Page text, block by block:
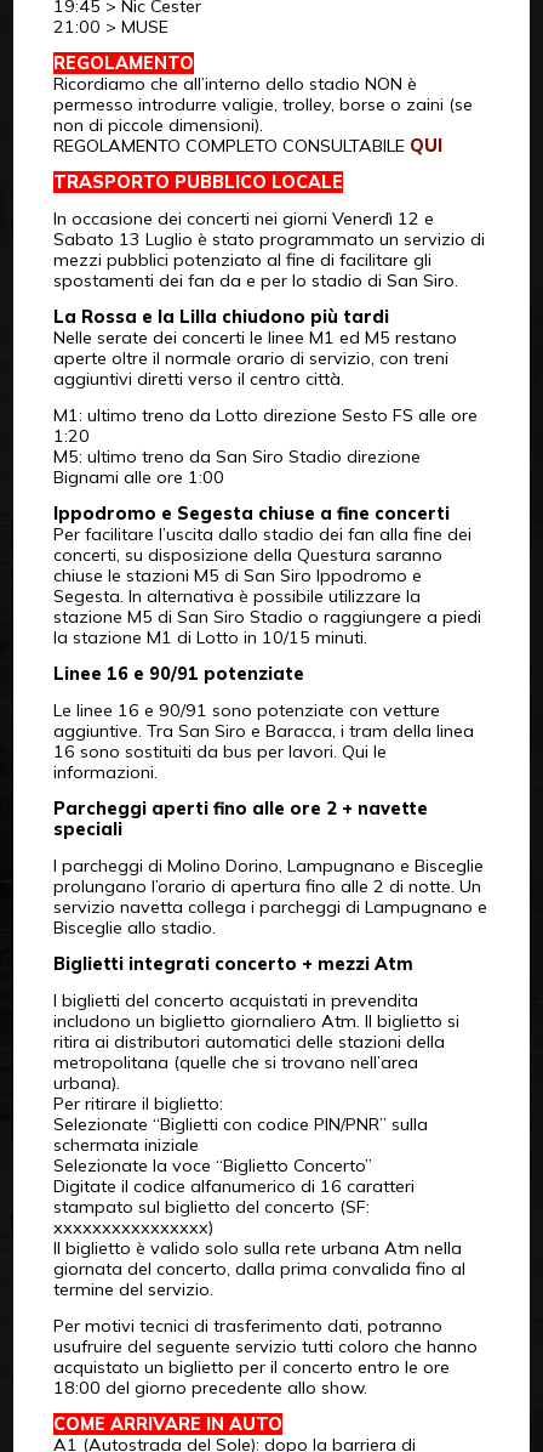
19:45 > Nic Cester
21:00 > MUSE
REGOLAMENTO
Ricordiamo che all’interno dello stadio NON è
permesso introdurre valigie, trolley, borse o zaini (se
non di piccole dimensioni).
REGOLAMENTO COMPLETO CONSULTABILE QUI
TRASPORTO PUBBLICO LOCALE
In occasione dei concerti nei giorni Venerdì 12 e
Sabato 13 Luglio è stato programmato un servizio di
mezzi pubblici potenziato al fine di facilitare gli
spostamenti dei fan da e per lo stadio di San Siro.
La Rossa e la Lilla chiudono più tardi
Nelle serate dei concerti le linee M1 ed M5 restano
aperte oltre il normale orario di servizio, con treni
aggiuntivi diretti verso il centro città.
M1: ultimo treno da Lotto direzione Sesto FS alle ore
1:20
M5: ultimo treno da San Siro Stadio direzione
Bignami alle ore 1:00
Ippodromo e Segesta chiuse a fine concerti
Per facilitare l’uscita dallo stadio dei fan alla fine dei
concerti, su disposizione della Questura saranno
chiuse le stazioni M5 di San Siro Ippodromo e
Segesta. In alternativa è possibile utilizzare la
stazione M5 di San Siro Stadio o raggiungere a piedi
la stazione M1 di Lotto in 10/15 minuti.
Linee 16 e 90/91 potenziate
Le linee 16 e 90/91 sono potenziate con vetture
aggiuntive. Tra San Siro e Baracca, i tram della linea
16 sono sostituiti da bus per lavori. Qui le
informazioni.
Parcheggi aperti fino alle ore 2 + navette
speciali
I parcheggi di Molino Dorino, Lampugnano e Bisceglie
prolungano l’orario di apertura fino alle 2 di notte. Un
servizio navetta collega i parcheggi di Lampugnano e
Bisceglie allo stadio.
Biglietti integrati concerto + mezzi Atm
I biglietti del concerto acquistati in prevendita
includono un biglietto giornaliero Atm. Il biglietto si
ritira ai distributori automatici delle stazioni della
metropolitana (quelle che si trovano nell’area
urbana).
Per ritirare il biglietto:
Selezionate “Biglietti con codice PIN/PNR” sulla
schermata iniziale
Selezionate la voce “Biglietto Concerto”
Digitate il codice alfanumerico di 16 caratteri
stampato sul biglietto del concerto (SF:
xxxxxxxxxxxxxxxx)
Il biglietto è valido solo sulla rete urbana Atm nella
giornata del concerto, dalla prima convalida fino al
termine del servizio.
Per motivi tecnici di trasferimento dati, potranno
usufruire del seguente servizio tutti coloro che hanno
acquistato un biglietto per il concerto entro le ore
18:00 del giorno precedente allo show.
COME ARRIVARE IN AUTO
A1 (Autostrada del Sole): dopo la barriera di